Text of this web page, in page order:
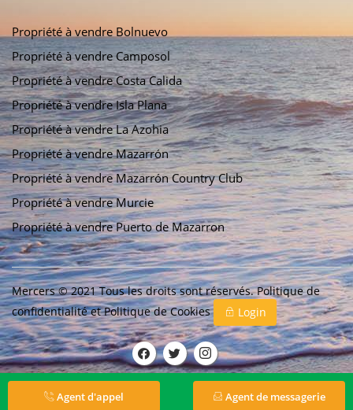
Propriété à vendre Bolnuevo
Propriété à vendre Camposol
Propriété à vendre Costa Calida
Propriété à vendre Isla Plana
Propriété à vendre La Azohia
Propriété à vendre Mazarrón
Propriété à vendre Mazarrón Country Club
Propriété à vendre Murcie
Propriété à vendre Puerto de Mazarron
Mercers © 2021 Tous les droits sont réservés.Politique de
confidentialitéetPolitique de Cookies Login
Agent d'appel Agent de messagerie